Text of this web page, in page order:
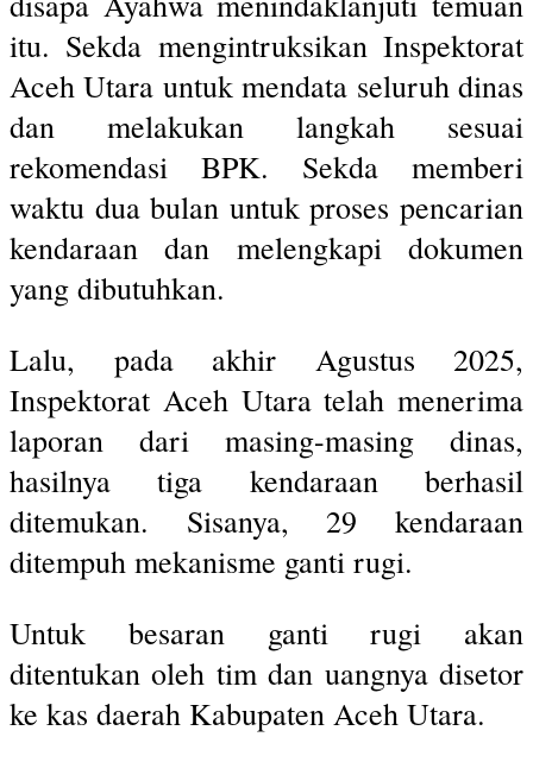
itu. Sekda mengintruksikan Inspektorat
Aceh Utara untuk mendata seluruh dinas
dan melakukan langkah sesuai
rekomendasi BPK. Sekda memberi
waktu dua bulan untuk proses pencarian
kendaraan dan melengkapi dokumen
yang dibutuhkan.
Lalu, pada akhir Agustus 2025,
Inspektorat Aceh Utara telah menerima
laporan dari masing-masing dinas,
hasilnya tiga kendaraan berhasil
ditemukan. Sisanya, 29 kendaraan
ditempuh mekanisme ganti rugi.
Untuk besaran ganti rugi akan
ditentukan oleh tim dan uangnya disetor
ke kas daerah Kabupaten Aceh Utara.